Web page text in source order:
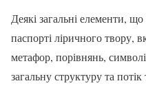
Деякі загальні елементи,
паспорті ліричного твору,
метафор, порівнянь,
загальну структуру та потік